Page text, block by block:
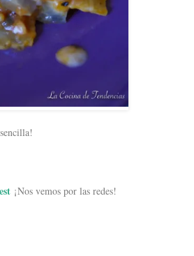
¡Nos vemos por las redes!